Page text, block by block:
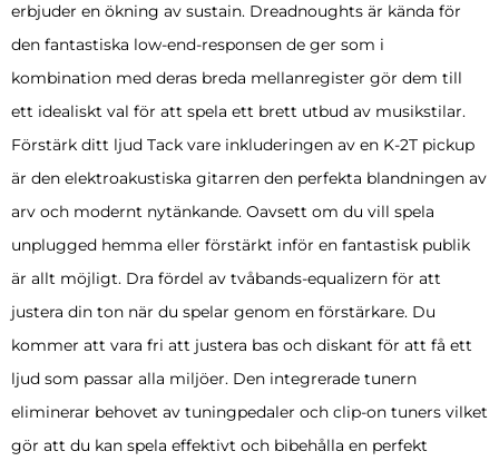
erbjuder en ökning av sustain. Dreadnoughts är kända för
den fantastiska low-end-responsen de ger som i
kombination med deras breda mellanregister gör dem till
ett idealiskt val för att spela ett brett utbud av musikstilar.
Förstärk ditt ljud Tack vare inkluderingen av en K-2T pickup
är den elektroakustiska gitarren den perfekta blandningen av
arv och modernt nytänkande. Oavsett om du vill spela
unplugged hemma eller förstärkt inför en fantastisk publik
är allt möjligt. Dra fördel av tvåbands-equalizern för att
justera din ton när du spelar genom en förstärkare. Du
kommer att vara fri att justera bas och diskant för att få ett
ljud som passar alla miljöer. Den integrerade tunern
eliminerar behovet av tuningpedaler och clip-on tuners vilket
gör att du kan spela effektivt och bibehålla en perfekt